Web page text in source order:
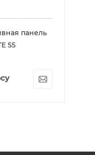
панель
55